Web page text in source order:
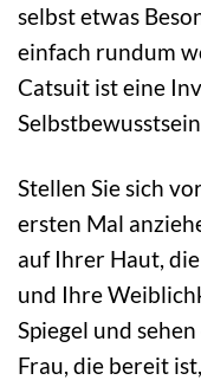
selbst etwas
einfach rundum
Catsuit ist eine
Stellen Sie sich
ersten Mal
auf Ihrer Haut,
und Ihre
Spiegel und
Frau, die bereit